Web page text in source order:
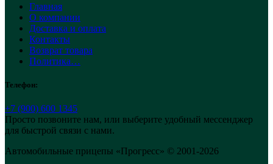
Главная
О компании
Доставка и оплата
Контакты
Возврат товара
Политика…
Телефон:
+7 (900) 600 1345
Просто позвоните нам, или выберите удобный мессенджер
для быстрой связи с нами.
Автомобильные прицепы «Прогресс» © 2001-2026